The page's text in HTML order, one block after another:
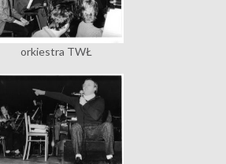
orkiestra TWŁ